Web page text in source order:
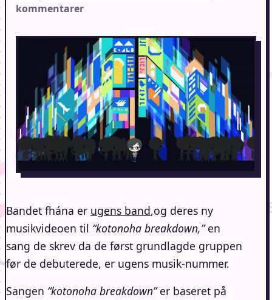
kommentarer
Bandet fhána er ugens band,og deres ny
musikvideoen til “kotonoha breakdown,”en
sang de skrev da de først grundlagde gruppen
før de debuterede, er ugens musik-nummer.
Sangen “kotonoha breakdown”er baseret på